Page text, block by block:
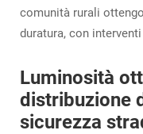
comunità rurali
duratura, con
Luminosità
distribuzione
sicurezza